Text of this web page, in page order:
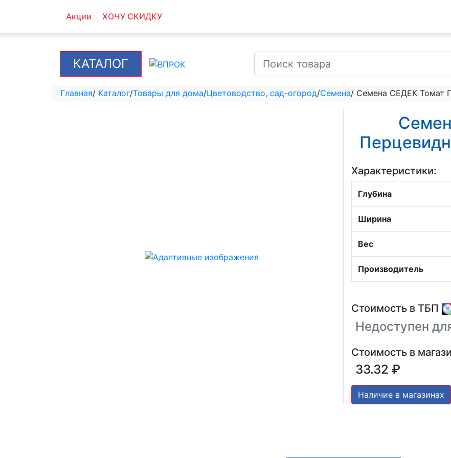
Акции ХОЧУ СКИДКУ
КАТАЛОГ
Главная/ Каталог/Товары для дома/Цветоводство, сад-огород/Семена/ Семена СЕДЕК Томат
Характеристики:
Глубина
Ширина
Вес
Производитель
Стоимость в ТБП
Недоступен
Стоимость в
33.32 ₽
Наличие в магазинах